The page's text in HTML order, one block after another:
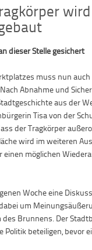
dieser Stelle gesichert
muss nun auch
Abnahme und
aus der
Tisa von der
der Tragkörper
wird im weiteren
möglichen
Woche eine
um
Brunnens. Der
beteiligen, bevor